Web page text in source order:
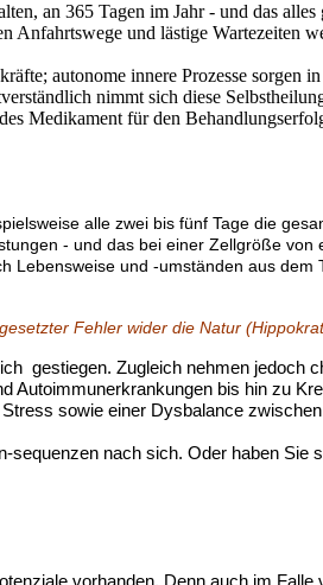
an 365 Tagen im Jahr - und das
und lästige Wartezeiten
autonome innere Prozesse
nimmt sich diese
Medikament für den
alle zwei bis fünf Tage die
- und das bei einer Zellgröße
und -umständen aus
Fehler wider die Natur
gestiegen. Zugleich nehmen jedoch
bis hin zu
sowie einer Dysbalance
nach sich. Oder haben Sie